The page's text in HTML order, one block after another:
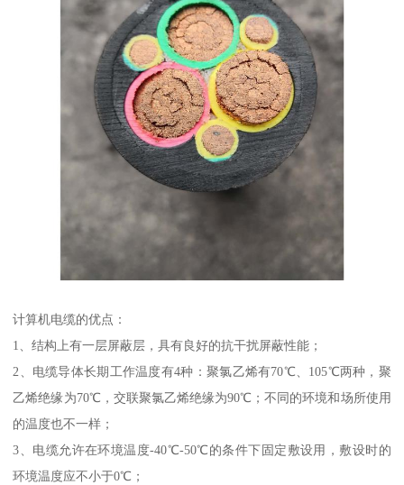
计算机电缆的优点：
1、结构上有一层屏蔽层，具有良好的抗干扰屏蔽性能；
2、电缆导体长期工作温度有4种：聚氯乙烯有70℃、105℃两种，聚
乙烯绝缘为70℃，交联聚氯乙烯绝缘为90℃；不同的环境和场所使用
的温度也不一样；
3、电缆允许在环境温度-40℃-50℃的条件下固定敷设用，敷设时的
环境温度应不小于0℃；